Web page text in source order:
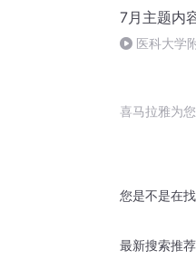
7月主题内
医科大学
喜马拉雅为
您是不是在找
最新搜索推荐